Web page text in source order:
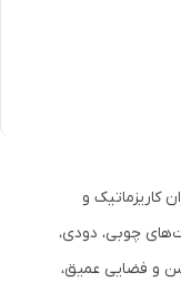
کاریزماتیک و
چوبی، دودی،
و فضایی عمیق،